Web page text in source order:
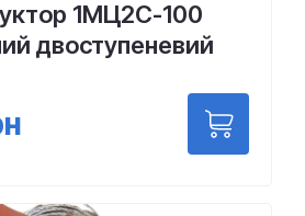
1МЦ2С-100
двоступеневий